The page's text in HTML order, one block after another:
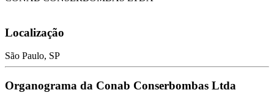
Localização
São Paulo, SP
Organograma da Conab Conserbombas Ltda